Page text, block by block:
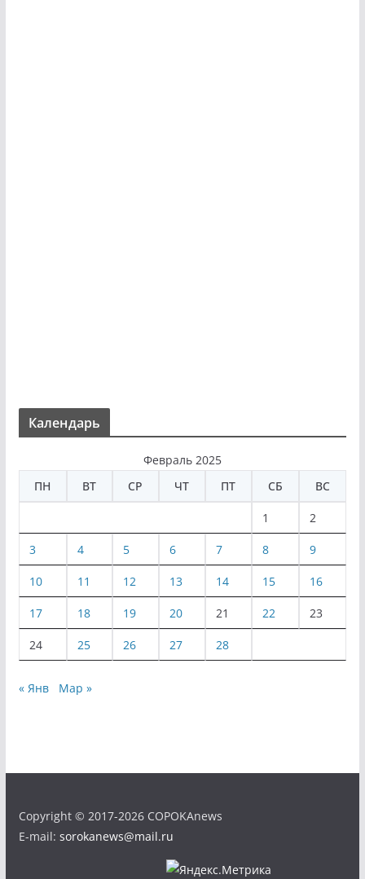
Календарь
Февраль 2025
ПН
ВТ СР ЧТ ПТ СБ ВС
1 2
3 4 5 6 7 8 9
10 11 12 13 14 15 16
17 18 19 20 21 22 23
24 25 26 27 28
« Янв Мар »
Copyright © 2017-2026 COPOKAnews
E-mail: sorokanews@mail.ru